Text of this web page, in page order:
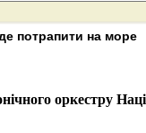
потрапити на море
оркестру